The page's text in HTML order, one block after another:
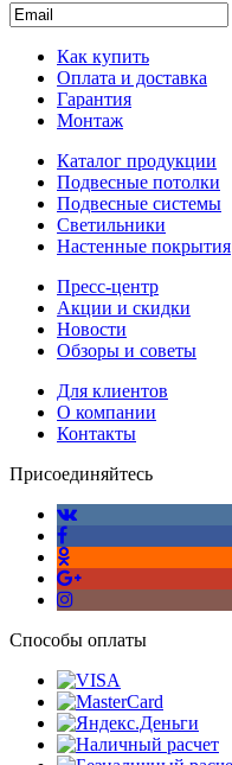
Как купить
Оплата и доставка
Гарантия
Монтаж
Каталог продукции
Подвесные потолки
Подвесные системы
Светильники
Настенные покрытия
Пресс-центр
Акции и скидки
Новости
Обзоры и советы
Для клиентов
О компании
Контакты
Присоединяйтесь
Способы оплаты